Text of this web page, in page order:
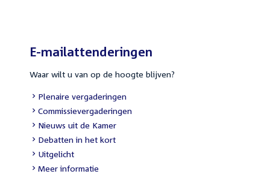
E-mailattenderingen
Waar wilt u van op de hoogte blijven?
External
link:
Plenaire vergaderingen
External
link:
Commissievergaderingen
External
link:
Nieuws uit de Kamer
External
link:
Debatten in het kort
External
link:
Uitgelicht
Meer informatie